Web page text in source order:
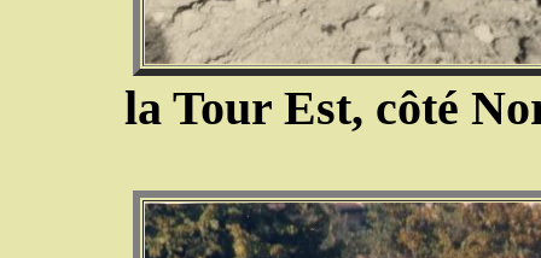
la Tour Est, côté